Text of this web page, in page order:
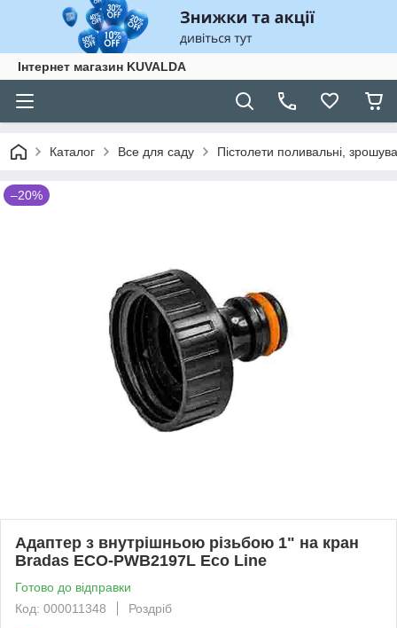
Інтернет магазин KUVALDA
Каталог Все для саду Пістолети поливальні,
–20%
Адаптер з внутрішньою різьбою 1" на кран
Bradas ECO-PWB2197L Eco Line
Готово до відправки
Код: 000011348
Роздріб